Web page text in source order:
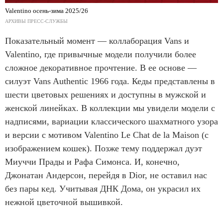
Valentino осень-зима 2025/26
АРХИВЫ ПРЕСС-СЛУЖБЫ
Показательный момент — коллаборация Vans и
Valentino, где привычные модели получили более
сложное декоративное прочтение. В ее основе —
силуэт Vans Authentic 1966 года. Кеды представлены в
шести цветовых решениях и доступны в мужской и
женской линейках. В коллекции мы увидели модели с
надписями, вариации классического шахматного узора
и версии с мотивом Valentino Le Chat de la Maison (с
изображением кошек). Позже тему поддержал дуэт
Миуччи Прады и Рафа Симонса. И, конечно,
Джонатан Андерсон, перейдя в Dior, не оставил нас
без пары кед. Учитывая ДНК Дома, он украсил их
нежной цветочной вышивкой.